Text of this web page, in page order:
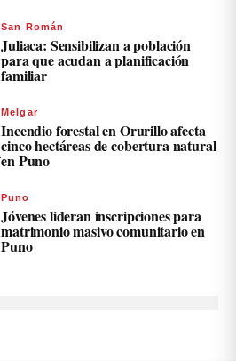
San Román
Juliaca: Sensibilizan a población
para que acudan a planificación
familiar
Melgar
Incendio forestal en Orurillo afecta
cinco hectáreas de cobertura natural
en Puno
Puno
Jóvenes lideran inscripciones para
matrimonio masivo comunitario en
Puno